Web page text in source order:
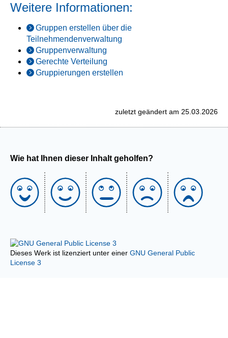
Weitere Informationen:
Gruppen erstellen über die
Teilnehmendenverwaltung
Gruppenverwaltung
Gerechte Verteilung
Gruppierungen erstellen
zuletzt geändert am 25.03.2026
Wie hat Ihnen dieser Inhalt geholfen?
Dieses Werk ist lizenziert unter einer GNU General Public
License 3